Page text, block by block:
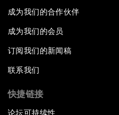
成为我们的合作伙伴
成为我们的会员
订阅我们的新闻稿
联系我们
快捷链接
论坛可持续性